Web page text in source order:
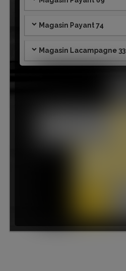
Magasin Payant 74
Magasin Lacampagne 33